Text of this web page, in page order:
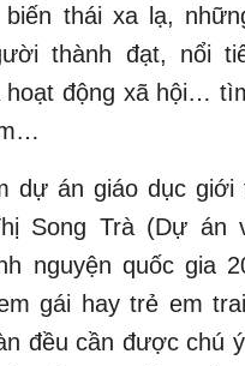
biến thái xa lạ,
thành đạt, nổi
hoạt động xã hội…
dự án giáo dục giới
Song Trà (Dự án
nguyện quốc gia
gái hay trẻ em
đều cần được chú